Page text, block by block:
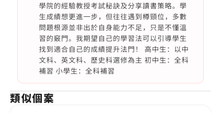
學院的經驗教授考試秘訣及分享讀書策略。學
生成績想更進一步，但往往遇到樽頸位，多數
問題根源並非出於自身能力不足，只是不懂溫
習的竅門。我期望自己的學習法可以引導學生
找到適合自己的成績提升法門！ 高中生：以中
文科、英文科、歷史科選修為主 初中生：全科
補習 小學生：全科補習
類似個案